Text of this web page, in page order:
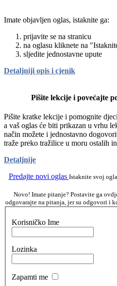
Imate objavljen oglas, istaknite ga:
prijavite se na stranicu
na oglasu kliknete na
sljedite jednostavne upute
Detaljniji opis i cjenik
Pišite lekcije i povećajte
Pišite kratke lekcije i pomognite
a vaš oglas će biti prikazan u vrhu
način možete i jednostavno
traže preko tražilice u moru ostalih
Detaljnije
Predajte novi oglas Istaknite svoj
Novo! Imate pitanje? Postavite ga
odgovarajte na pitanja, jer su odgovori i
Korisničko Ime
Lozinka
Zapamti me